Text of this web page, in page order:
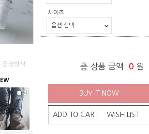
사이즈
총 상품 금액 0 원
BUY IT NOW
ADD TO CART WISH LIST